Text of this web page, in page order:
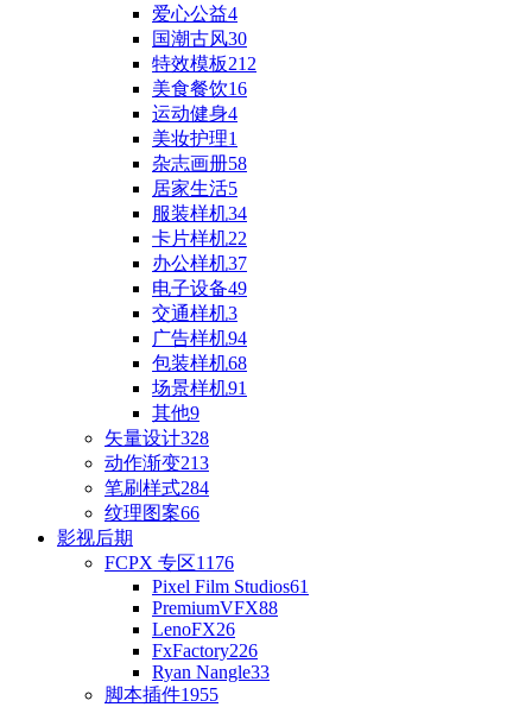
爱心公益4
国潮古风30
特效模板212
美食餐饮16
运动健身4
美妆护理1
杂志画册58
居家生活5
服装样机34
卡片样机22
办公样机37
电子设备49
交通样机3
广告样机94
包装样机68
场景样机91
其他9
矢量设计328
动作渐变213
笔刷样式284
纹理图案66
影视后期
FCPX 专区1176
Pixel Film Studios61
PremiumVFX88
LenoFX26
FxFactory226
Ryan Nangle33
脚本插件1955